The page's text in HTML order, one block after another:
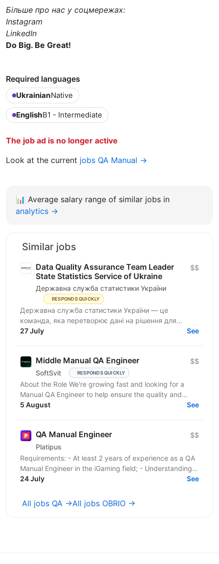
Більше про нас у соцмережах:
Instagram
LinkedIn
Do Big. Be Great!
Required languages
UkrainianNative
EnglishB1 - Intermediate
The job ad is no longer active
Look at the current jobs QA Manual →
📊 Average salary range of similar jobs in
analytics →
Similar jobs
Data Quality Assurance Team Leader
State Statistics Service of Ukraine
Державна служба статистики України
RESPONDS QUICKLY
$$
Державна служба статистики України — це
команда, яка перетворює дані на рішення для
розвитку країни. Ми перебуваємо у процесі
27 July See
Middle Manual QA Engineer
SoftSvit RESPONDS QUICKLY
$$
About the Role We're growing fast and looking for a
Manual QA Engineer to help ensure the quality and
stability of our frontend project. You will work...
5 August See
QA Manual Engineer
Platipus
$$
Requirements: - At least 2 years of experience as a QA
Manual Engineer in the iGaming field; - Understanding
of client-server architecture principles; -...
24 July See
All jobs QA →All jobs OBRIO →